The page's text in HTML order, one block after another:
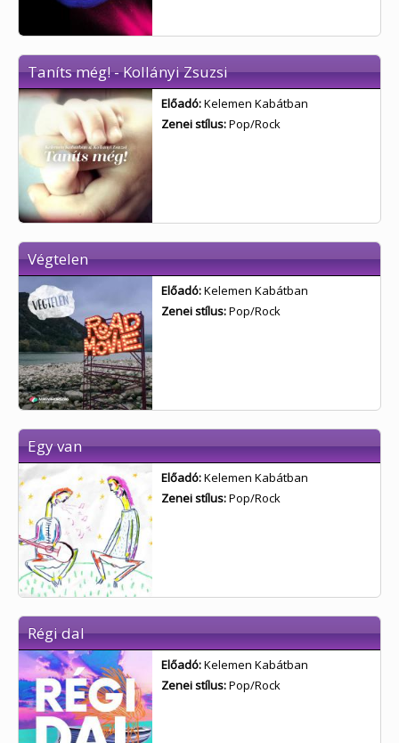
Taníts még! - Kollányi Zsuzsi
Előadó:Kelemen Kabátban
Zenei stílus:Pop/Rock
Végtelen
Előadó:Kelemen Kabátban
Zenei stílus:Pop/Rock
Egy van
Előadó:Kelemen Kabátban
Zenei stílus:Pop/Rock
Régi dal
Előadó:Kelemen Kabátban
Zenei stílus:Pop/Rock